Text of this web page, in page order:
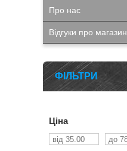
Про нас
Відгуки про магазин
ФІЛЬТРИ
Ціна